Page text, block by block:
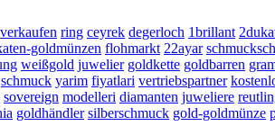
verkaufen ring ceyrek degerloch 1brillant
goldmünzen flohmarkt 22ayar
weißgold juwelier goldkette goldbarren
schmuck yarim fiyatlari vertriebspartner
sovereign modelleri diamanten juweliere
goldhändler silberschmuck gold-goldmünze